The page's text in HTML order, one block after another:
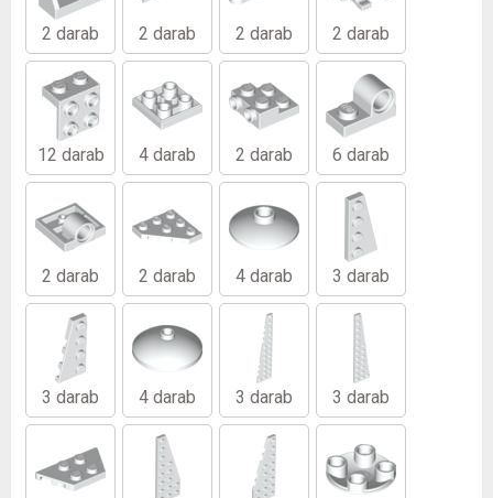
2 darab 2 darab 2 darab 2 darab
12 darab 4 darab 2 darab 6 darab
2 darab 2 darab 4 darab 3 darab
3 darab 4 darab 3 darab 3 darab